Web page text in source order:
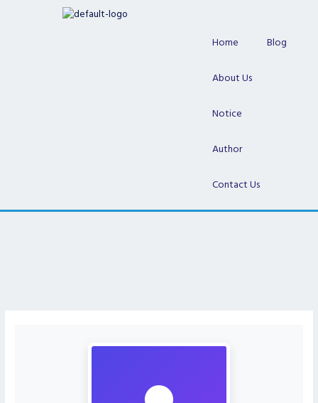
Home Blog
About Us
Notice
Author
Contact Us